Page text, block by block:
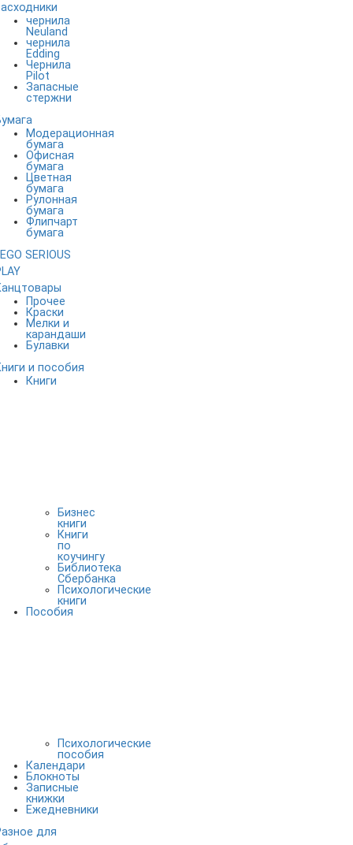
чернила
Neuland
чернила
Edding
Чернила
Pilot
Запасные
стержни
Модерационная
бумага
Офисная
бумага
Цветная
бумага
Рулонная
бумага
Флипчарт
бумага
SERIOUS
Прочее
Краски
Мелки и
карандаши
Булавки
и пособия
Книги
Бизнес
книги
Книги
по
коучингу
Библиотека
Сбербанка
Психологические
книги
Пособия
Психологические
пособия
Календари
Блокноты
Записные
книжки
Ежедневники
для